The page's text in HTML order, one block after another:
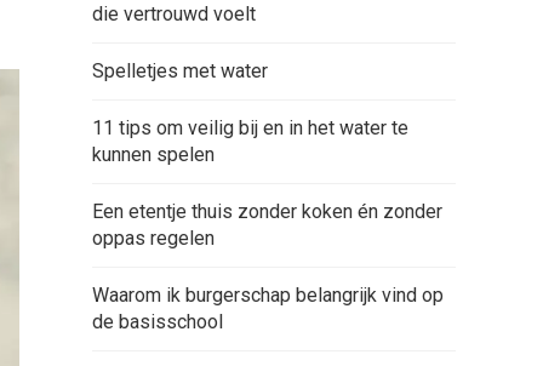
die vertrouwd voelt
Spelletjes met water
11 tips om veilig bij en in het water te
kunnen spelen
Een etentje thuis zonder koken én zonder
oppas regelen
Waarom ik burgerschap belangrijk vind op
de basisschool